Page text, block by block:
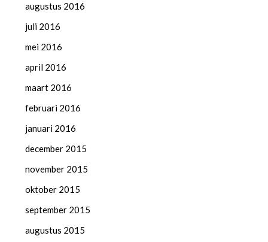
augustus 2016
juli 2016
mei 2016
april 2016
maart 2016
februari 2016
januari 2016
december 2015
november 2015
oktober 2015
september 2015
augustus 2015